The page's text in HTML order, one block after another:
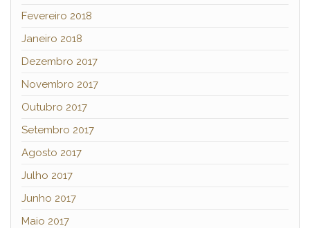
Fevereiro 2018
Janeiro 2018
Dezembro 2017
Novembro 2017
Outubro 2017
Setembro 2017
Agosto 2017
Julho 2017
Junho 2017
Maio 2017